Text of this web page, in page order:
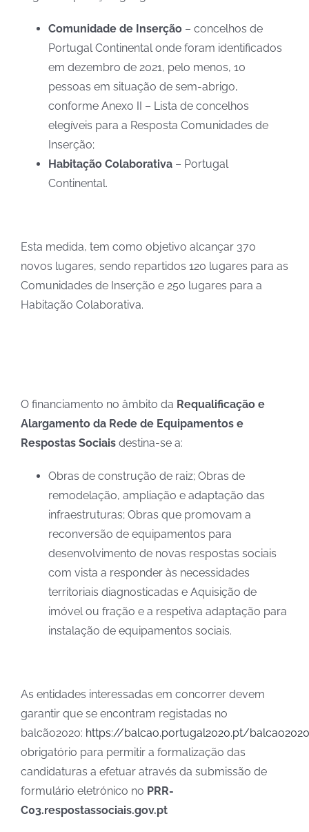
Comunidade de Inserção – concelhos de
Portugal Continental onde foram identificados
em dezembro de 2021, pelo menos, 10
pessoas em situação de sem-abrigo,
conforme Anexo II – Lista de concelhos
elegíveis para a Resposta Comunidades de
Inserção;
Habitação Colaborativa – Portugal
Continental.
Esta medida, tem como objetivo alcançar 370
novos lugares, sendo repartidos 120 lugares para as
Comunidades de Inserção e 250 lugares para a
Habitação Colaborativa.
O financiamento no âmbito da Requalificação e
Alargamento da Rede de Equipamentos e
Respostas Sociais destina-se a:
Obras de construção de raiz; Obras de
remodelação, ampliação e adaptação das
infraestruturas; Obras que promovam a
reconversão de equipamentos para
desenvolvimento de novas respostas sociais
com vista a responder às necessidades
territoriais diagnosticadas e Aquisição de
imóvel ou fração e a respetiva adaptação para
instalação de equipamentos sociais.
As entidades interessadas em concorrer devem
garantir que se encontram registadas no
balcão2020: https://balcao.portugal2020.pt/
obrigatório para permitir a formalização das
candidaturas a efetuar através da submissão de
formulário eletrónico no PRR-
C03.respostassociais.gov.pt